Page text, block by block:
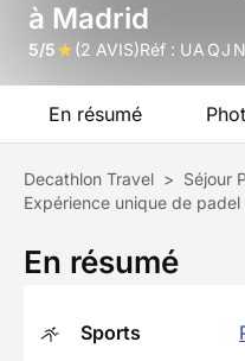
à Madrid
5/5 (2 AVIS)Réf :
En résumé
Decathlon Travel > Séjour
Expérience unique de
En résumé
Sports